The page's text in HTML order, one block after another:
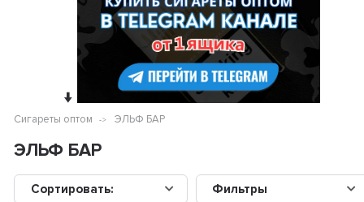
↓
Сигареты оптом ЭЛЬФ БАР
ЭЛЬФ БАР
Сортировать: Фильтры